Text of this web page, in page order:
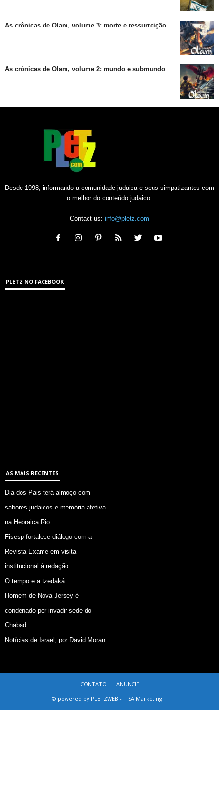
As crônicas de Olam, volume 3: morte e ressurreição
As crônicas de Olam, volume 2: mundo e submundo
Desde 1998, informando a comunidade judaica e seus simpatizantes com
o melhor do conteúdo judaico.
Contact us: info@pletz.com
PLETZ NO FACEBOOK
AS MAIS RECENTES
Dia dos Pais terá almoço com
sabores judaicos e memória afetiva
na Hebraica Rio
Fisesp fortalece diálogo com a
Revista Exame em visita
institucional à redação
O tempo e a tzedaká
Homem de Nova Jersey é
condenado por invadir sede do
Chabad
Notícias de Israel, por David Moran
CONTATO
ANUNCIE
© powered by PLETZWEB -
SA Marketing